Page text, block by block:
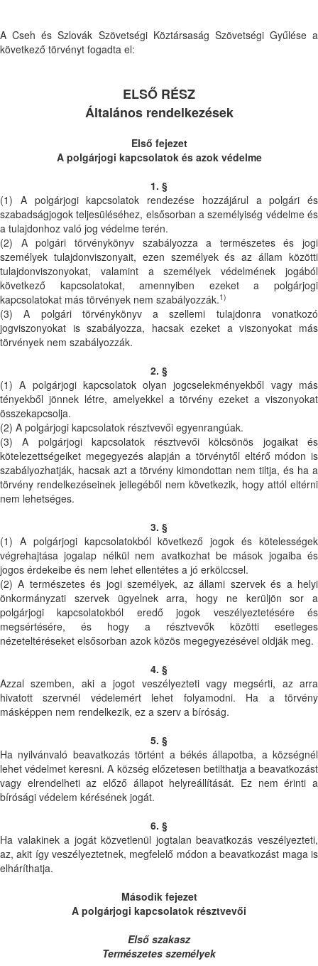
A Cseh és Szlovák Szövetségi Köztársaság Szövetségi Gyűlése a
következő törvényt fogadta el:
ELSŐ RÉSZ
Általános rendelkezések
Első fejezet
A polgárjogi kapcsolatok és azok védelme
1. §
(1) A polgárjogi kapcsolatok rendezése hozzájárul a polgári és
szabadságjogok teljesüléséhez, elsősorban a személyiség védelme és
a tulajdonhoz való jog védelme terén.
(2) A polgári törvénykönyv szabályozza a természetes és jogi
személyek tulajdonviszonyait, ezen személyek és az állam közötti
tulajdonviszonyokat, valamint a személyek védelmének jogából
következő kapcsolatokat, amennyiben ezeket a polgárjogi
kapcsolatokat más törvények nem szabályozzák.1)
(3) A polgári törvénykönyv a szellemi tulajdonra vonatkozó
jogviszonyokat is szabályozza, hacsak ezeket a viszonyokat más
törvények nem szabályozzák.
2. §
(1) A polgárjogi kapcsolatok olyan jogcselekményekből vagy más
tényekből jönnek létre, amelyekkel a törvény ezeket a viszonyokat
összekapcsolja.
(2) A polgárjogi kapcsolatok résztvevői egyenrangúak.
(3) A polgárjogi kapcsolatok résztvevői kölcsönös jogaikat és
kötelezettségeiket megegyezés alapján a törvénytől eltérő módon is
szabályozhatják, hacsak azt a törvény kimondottan nem tiltja, és ha a
törvény rendelkezéseinek jellegéből nem következik, hogy attól eltérni
nem lehetséges.
3. §
(1) A polgárjogi kapcsolatokból következő jogok és kötelességek
végrehajtása jogalap nélkül nem avatkozhat be mások jogaiba és
jogos érdekeibe és nem lehet ellentétes a jó erkölccsel.
(2) A természetes és jogi személyek, az állami szervek és a helyi
önkormányzati szervek ügyelnek arra, hogy ne kerüljön sor a
polgárjogi kapcsolatokból eredő jogok veszélyeztetésére és
megsértésére, és hogy a résztvevők közötti esetleges
nézeteltéréseket elsősorban azok közös megegyezésével oldják meg.
4. §
Azzal szemben, aki a jogot veszélyezteti vagy megsérti, az arra
hivatott szervnél védelemért lehet folyamodni. Ha a törvény
másképpen nem rendelkezik, ez a szerv a bíróság.
5. §
Ha nyilvánvaló beavatkozás történt a békés állapotba, a községnél
lehet védelmet keresni. A község előzetesen betilthatja a beavatkozást
vagy elrendelheti az előző állapot helyreállítását. Ez nem érinti a
bírósági védelem kérésének jogát.
6. §
Ha valakinek a jogát közvetlenül jogtalan beavatkozás veszélyezteti,
az, akit így veszélyeztetnek, megfelelő módon a beavatkozást maga is
elháríthatja.
Második fejezet
A polgárjogi kapcsolatok résztvevői
Első szakasz
Természetes személyek